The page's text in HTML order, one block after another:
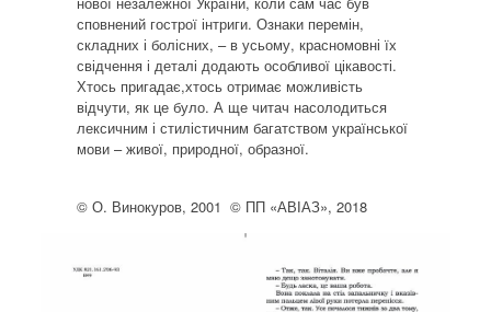
сповнений гострої інтриги. Ознаки перемін,
складних і болісних, – в усьому, красномовні їх
свідчення і деталі додають особливої цікавості.
Хтось пригадає,хтось отримає можливість
відчути, як це було. А ще читач насолодиться
лексичним і стилістичним багатством української
мови – живої, природної, образної.
© О. Винокуров, 2001 © ПП «АВІАЗ», 2018